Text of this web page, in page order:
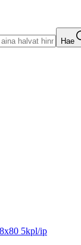
Hae
5kpl/ip